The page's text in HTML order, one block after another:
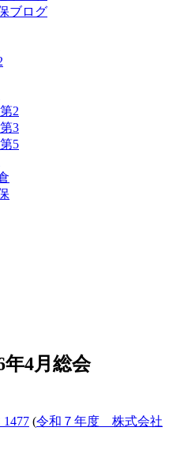
ブログ
2
3
5
4月総会
1477 (令和７年度 株式会社